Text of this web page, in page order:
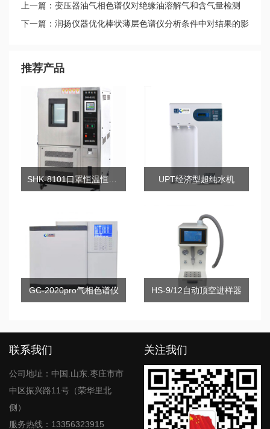
上一篇：变压器油气相色谱仪对绝缘油溶解气和含气量检测
下一篇：润扬仪器优化棒状薄层色谱仪分析条件中对结果的影
推荐产品
UPT经济型超纯水机
GC-2020pro气相色谱仪 HS-9/12自动顶空进样器
联系我们
公司地址：中国.山东.枣庄市市
中区振兴路11号（荣华里北
侧）
服务热线：13356323915
关注我们